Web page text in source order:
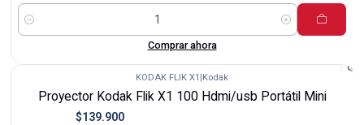
Cantidad
Comprar ahora
KODAK FLIK X1 |Kodak
Proyector Kodak Flik X1 100 Hdmi/usb Portátil Mini
$139.900